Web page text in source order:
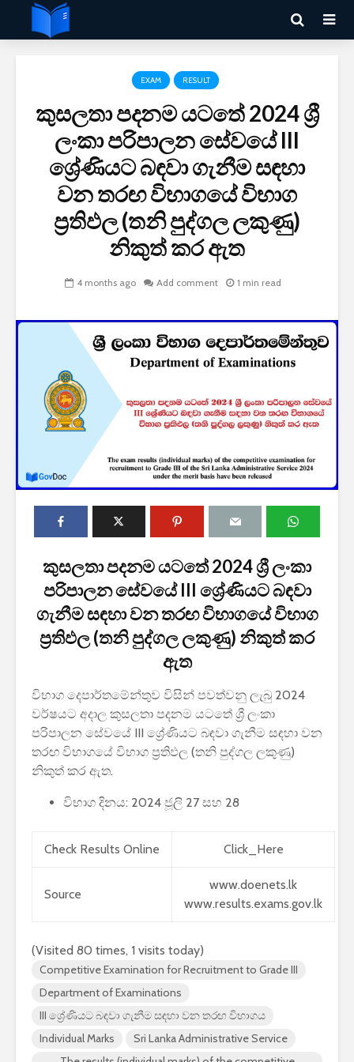
EXAM RESULT
කුසලතා පදනම යටතේ 2024 ශ්‍රී
ලංකා පරිපාලන සේවයේ III
ශ්‍රේණියට බඳවා ගැනීම සඳහා
වන තරඟ විභාගයේ විභාග
ප්‍රතිඵල (තනි පුද්ගල ලකුණු)
නිකුත් කර ඇත
4 months ago Add comment 1 min read
කුසලතා පදනම යටතේ 2024 ශ්‍රී ලංකා
පරිපාලන සේවයේ III ශ්‍රේණියට බඳවා
ගැනීම සඳහා වන තරඟ විභාගයේ විභාග
ප්‍රතිඵල (තනි පුද්ගල ලකුණු) නිකුත් කර
ඇත
විභාග දෙපාර්තමේන්තුව විසින් පවත්වනු ලැබු 2024
වර්ෂයට අදාල කුසලතා පදනම යටතේ ශ්‍රී ලංකා
පරිපාලන සේවයේ III ශ්‍රේණියට බඳවා ගැනීම සඳහා වන
තරඟ විභාගයේ විභාග ප්‍රතිඵල (තනි පුද්ගල ලකුණු)
නිකුත් කර ඇත.
විභාග දිනය: 2024 ජූලි 27 සහ 28
Check Results Online Click_Here
Source
www.doenets.lk
www.results.exams.gov.lk
(Visited 80 times, 1 visits today)
Competitive Examination for Recruitment to Grade III
Department of Examinations
III ශ්‍රේණියට බඳවා ගැනීම සඳහා වන තරඟ විභාගය
Individual Marks
Sri Lanka Administrative Service
පාසල් ප්‍රවේශ
මාර්ගෝපදේශ නිකුත්
කර ඇත
රාජ්‍ය, බැංකු, වෙළඳ
සහ පුර පසළොස්වක
පොහොය නිවාඩු දින
සහිත ශ්‍රී ලංකා දින
දර්ශනය (2026)
2026 වර්ෂයේ
පාසල්වල පළමු
ශ්‍රේණිය සඳහා ළමයින්
ඇතුළත් කිරීමේ
2025
ශ්‍රී ලංකා
සේවයේ II
නිලධාරීන්
දර්ශනය)
මිලියන 1.5 කට අධික
ග්‍රාහකයින් සම්බන්ධ
කරමින්, ශ්‍රී ලංකාවේ
ඩයලොග් දියත් කරයි
Photoshop, Acrobat
මෙවලම් ChatGPT
උපාංග